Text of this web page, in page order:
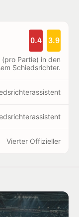
0.4 3.9
Partie) in den
Schiedsrichter.
Vierter Offizieller